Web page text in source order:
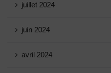
juillet 2024
juin 2024
avril 2024